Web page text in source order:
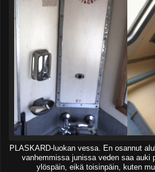
PLASKARD-luokan vessa. En osannut
vanhemmissa junissa veden saa auki
ylöspäin, eikä toisinpäin, kuten